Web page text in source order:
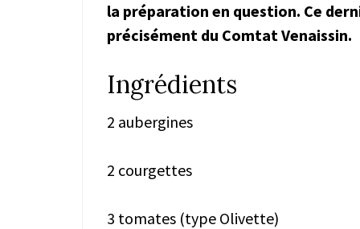
la préparation en question. Ce
précisément du Comtat Venaissin.
Ingrédients
2 aubergines
2 courgettes
3 tomates (type Olivette)